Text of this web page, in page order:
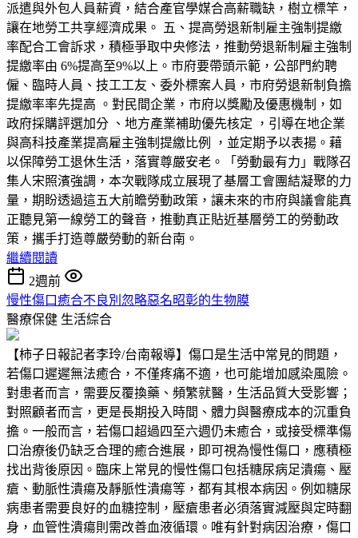
派遣與外包人員薪資，結合產官學媒合高薪職缺，樹立標竿，
讓在地勞工共享經濟成果。 五、提高勞退新制雇主強制提繳
率配合工會訴求，積極爭取中央修法，推動勞退新制雇主強制
提繳率由 6%提高至9%以上。市府要帶頭示範，公部門約聘
僱、臨時人員、技工工友、委外標案人員，市府勞退新制負擔
提繳率率先提高 。對民間企業，市府以獎勵及優惠機制，如
政府採購評選加分 、地方產業補助優先核定 ，引導在地企業
與高科技產業提高雇主強制提繳比例 ，並定期予以表揚。藉
以保障勞工退休生活，落實尊嚴安老。「勞動最有力」戰隊召
集人宋照濱強調，本次戰隊成立展現了基層工會團結凝聚的力
量，期盼透過這五大前瞻勞動政策，讓未來的市府與議會能真
正聽見第一線勞工的聲音，推動真正貼近基層勞工的勞動政
策，攜手打造尊嚴勞動的新台南。
繼續閱讀
2週前
慢性傷口癒合不良別忽略惡名昭彰的生物膜
醫療保健 生活綜合
【柿子日報記者李玲/台南報導】傷口是生活中常見的問題，
若傷口遲遲無法癒合，不僅疼痛不適，也可能增加感染風險。
對患者而言，需要反覆換藥、頻繁就醫，生活品質大受影響；
對照顧者而言，更是長期投入時間、體力與醫療成本的沉重負
擔。一般而言，若傷口超過四至六週仍未癒合，或接受標準傷
口治療後仍缺乏合理的癒合進展，即可視為慢性傷口，應積極
找出背後原因。臨床上常見的慢性傷口包括糖尿病足潰瘍、壓
瘡、動脈性潰瘍及靜脈性潰瘍等，都有其根本病因。例如糖尿
病患者需要良好的血糖控制，壓瘡患者必須落實減壓與定時翻
身，血管性潰瘍則需改善血液循環。唯有針對病因治療，傷口